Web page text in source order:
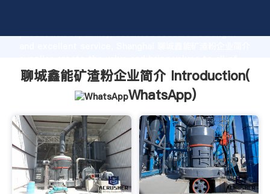
production capability, advanced research strength
customers.
聊城鑫能矿渣粉企业简介 Introduction(
WhatsApp)